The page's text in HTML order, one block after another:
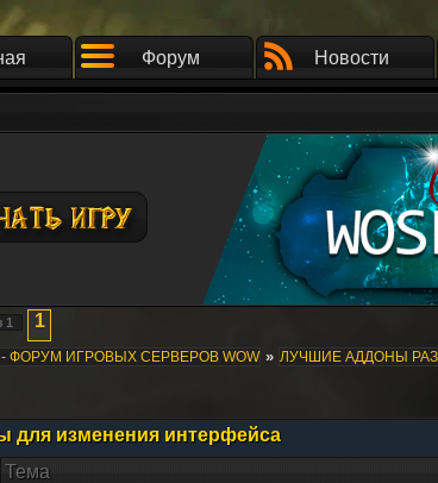
Форум Новости
1 1
- ФОРУМ ИГРОВЫХ СЕРВЕРОВ WOW » ЛУЧШИЕ АДДОНЫ
для изменения интерфейса
Тема